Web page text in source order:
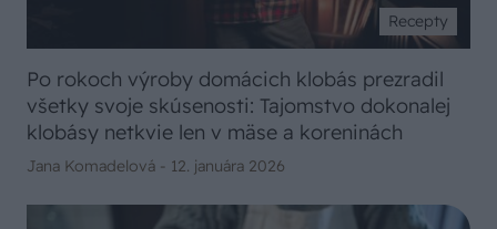
Recepty
Po rokoch výroby domácich klobás prezradil
všetky svoje skúsenosti: Tajomstvo dokonalej
klobásy netkvie len v mäse a koreninách
Jana Komadelová - 12. januára 2026